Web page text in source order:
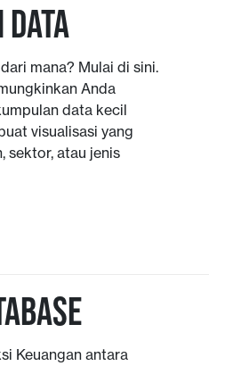
mana? Mulai di sini.
Anda
data kecil
visualisasi yang
sektor, atau jenis
Keuangan antara